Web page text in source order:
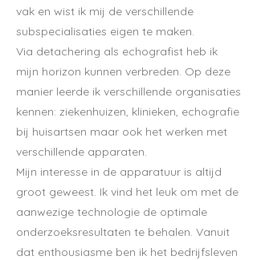
vak en wist ik mij de verschillende
subspecialisaties eigen te maken.
Via detachering als echografist heb ik
mijn horizon kunnen verbreden. Op deze
manier leerde ik verschillende organisaties
kennen: ziekenhuizen, klinieken, echografie
bij huisartsen maar ook het werken met
verschillende apparaten.
Mijn interesse in de apparatuur is altijd
groot geweest. Ik vind het leuk om met de
aanwezige technologie de optimale
onderzoeksresultaten te behalen. Vanuit
dat enthousiasme ben ik het bedrijfsleven